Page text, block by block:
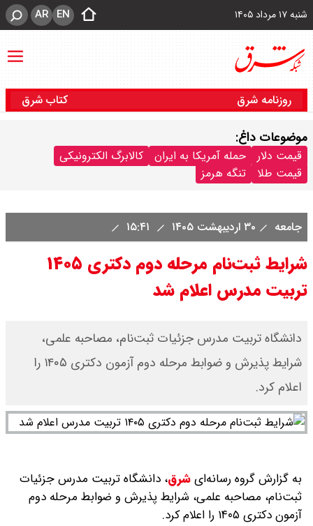
شنبه ۱۷ مرداد ۱۴۰۵ EN
AR
روزنامه شرق کتاب شرق
موضوعات داغ:
قیمت دلار حمله آمریکا به ایران
کالابرگ الکترونیکی
قیمت طلا
تنگه هرمز
جامعه ۳۰ اردیبهشت ۱۴۰۵
شرایط ثبت‌نام مرحله دوم دکتری ۱۴۰۵
تربیت مدرس اعلام شد
دانشگاه تربیت مدرس جزئیات ثبت‌نام، مصاحبه علمی،
شرایط پذیرش و ضوابط مرحله دوم آزمون دکتری ۱۴۰۵ را
اعلام کرد.
به گزارش گروه رسانه‌ایشرق، دانشگاه تربیت مدرس جزئیات
ثبت‌نام، مصاحبه علمی، شرایط پذیرش و ضوابط مرحله دوم
آزمون دکتری ۱۴۰۵ را اعلام کرد.